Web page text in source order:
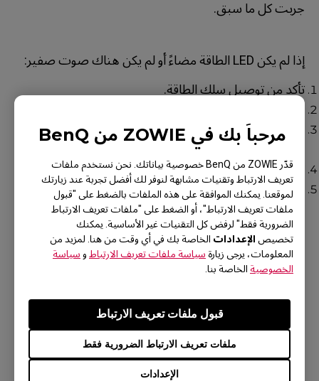
مرحباً بك في ZOWIE من BenQ
قدّر ZOWIE من BenQ خصوصية بياناتك. نحن نستخدم ملفات
تعريف الارتباط وتقنيات مشابهة لنوفر لك أفضل تجربة عند زيارتك
لموقعنا. يمكنك الموافقة على هذه الملفات بالضغط على "قبول
ملفات تعريف الارتباط"، أو الضغط على "ملفات تعريف الارتباط
الضرورية فقط" لرفض كل التقنيات غير الأساسية. يمكنك
تخصيص الإعدادات الخاصة بك في أي وقت من هنا. لمزيد من
المعلومات، يرجى زيارة سياسة ملفات تعريف الارتباط و سياسة
الخصوصية الخاصة بنا.
الإعدادات
ملفات تعريف الارتباط الضرورية فقط
قبول ملفات تعريف الارتباط
جربت كل ما سبق.
إذا لم يكن LED الطاقة مضاءً أو لم يكن هناك صوت صفير:
تأكد من توصيل سلك الطاقة.
تحقق مما إذا كان هناك صوت صفير عند الضغط على
مفتاح القائمة.
تحقق مما إذا كان هناك شعار ZOWIE عند التشغيل.
يرجى الاتصال بنا للحصول على مساعدة إضافية بعد
تجربة كل ما سبق.
هل كانت هذه المعلومات مفيدة؟
نعم لا